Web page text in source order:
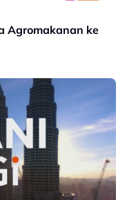
Agromakanan ke